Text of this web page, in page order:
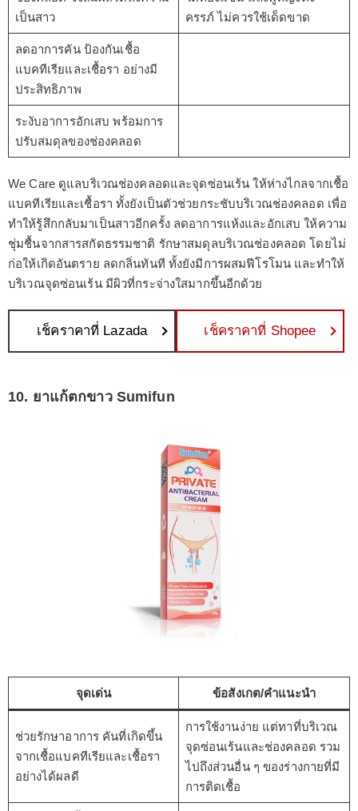
เป็นสาว
ครรภ์ ไม่ควรใช้เด็ดขาด
ลดอาการคัน ป้องกันเชื้อ
แบคทีเรียและเชื้อรา อย่างมี
ประสิทธิภาพ
ระงับอาการอักเสบ พร้อมการ
ปรับสมดุลของช่องคลอด
We Care ดูแลบริเวณช่องคลอดและจุดซ่อนเร้น ให้ห่างไกลจากเชื้อ
แบคทีเรียและเชื้อรา ทั้งยังเป็นตัวช่วยกระชับบริเวณช่องคลอด เพื่อ
ทำให้รู้สึกกลับมาเป็นสาวอีกครั้ง ลดอาการแห้งและอักเสบ ให้ความ
ชุ่มชื้นจากสารสกัดธรรมชาติ รักษาสมดุลบริเวณช่องคลอด โดยไม่
ก่อให้เกิดอันตราย ลดกลิ่นทันที ทั้งยังมีการผสมฟีโรโมน และทำให้
บริเวณจุดซ่อนเร้น มีผิวที่กระจ่างใสมากขึ้นอีกด้วย
เช็คราคาที่ Lazada เช็คราคาที่ Shopee
10. ยาแก้ตกขาว Sumifun
จุดเด่น ข้อสังเกต/คำแนะนำ
ช่วยรักษาอาการ คันที่เกิดขึ้น
จากเชื้อแบคทีเรียและเชื้อรา
อย่างได้ผลดี
การใช้งานง่าย แต่ทาที่บริเวณ
จุดซ่อนเร้นและช่องคลอด รวม
ไปถึงส่วนอื่น ๆ ของร่างกายที่มี
การติดเชื้อ